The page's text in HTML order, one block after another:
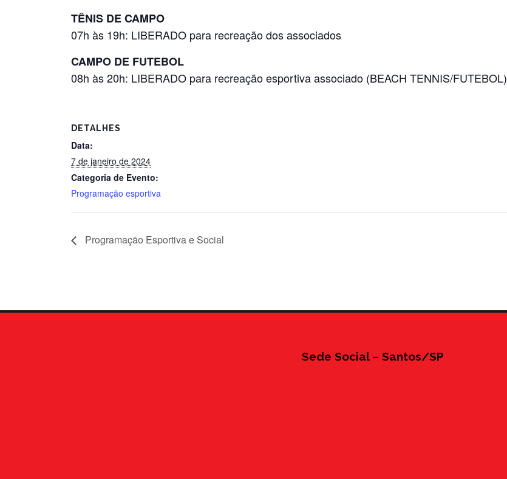
TÊNIS DE CAMPO
07h às 19h: LIBERADO para recreação dos associados
CAMPO DE FUTEBOL
08h às 20h: LIBERADO para recreação esportiva associado (BEACH TENNIS/FUTEBOL)
DETALHES
Data:
7 de janeiro de 2024
Categoria de Evento:
Programação esportiva
Programação Esportiva e Social
Sede Social – Santos/SP